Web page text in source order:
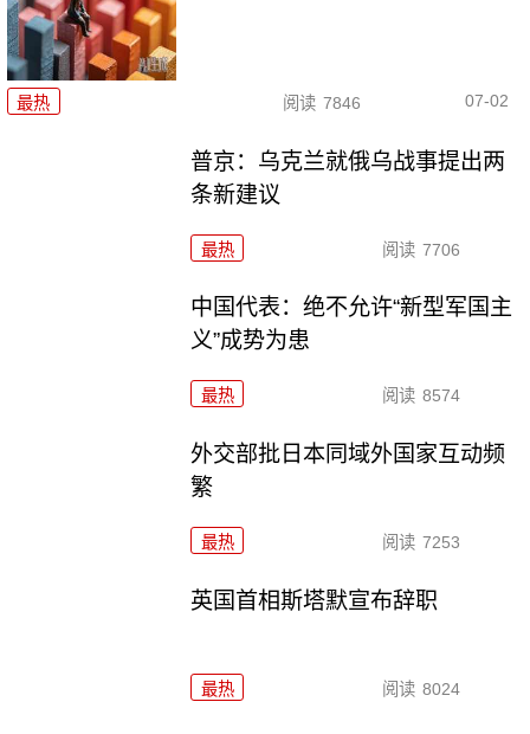
最热 阅读 7846 07-02
普京：乌克兰就俄乌战事提出两
条新建议
最热 阅读 7706
中国代表：绝不允许“新型军国主
义”成势为患
最热 阅读 8574
外交部批日本同域外国家互动频
繁
最热 阅读 7253
英国首相斯塔默宣布辞职
最热 阅读 8024